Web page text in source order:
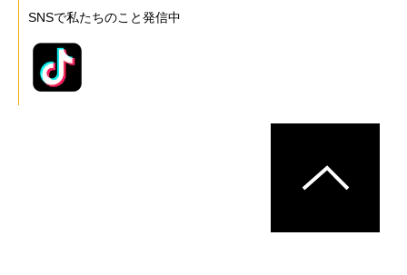
SNSで私たちのこと発信中